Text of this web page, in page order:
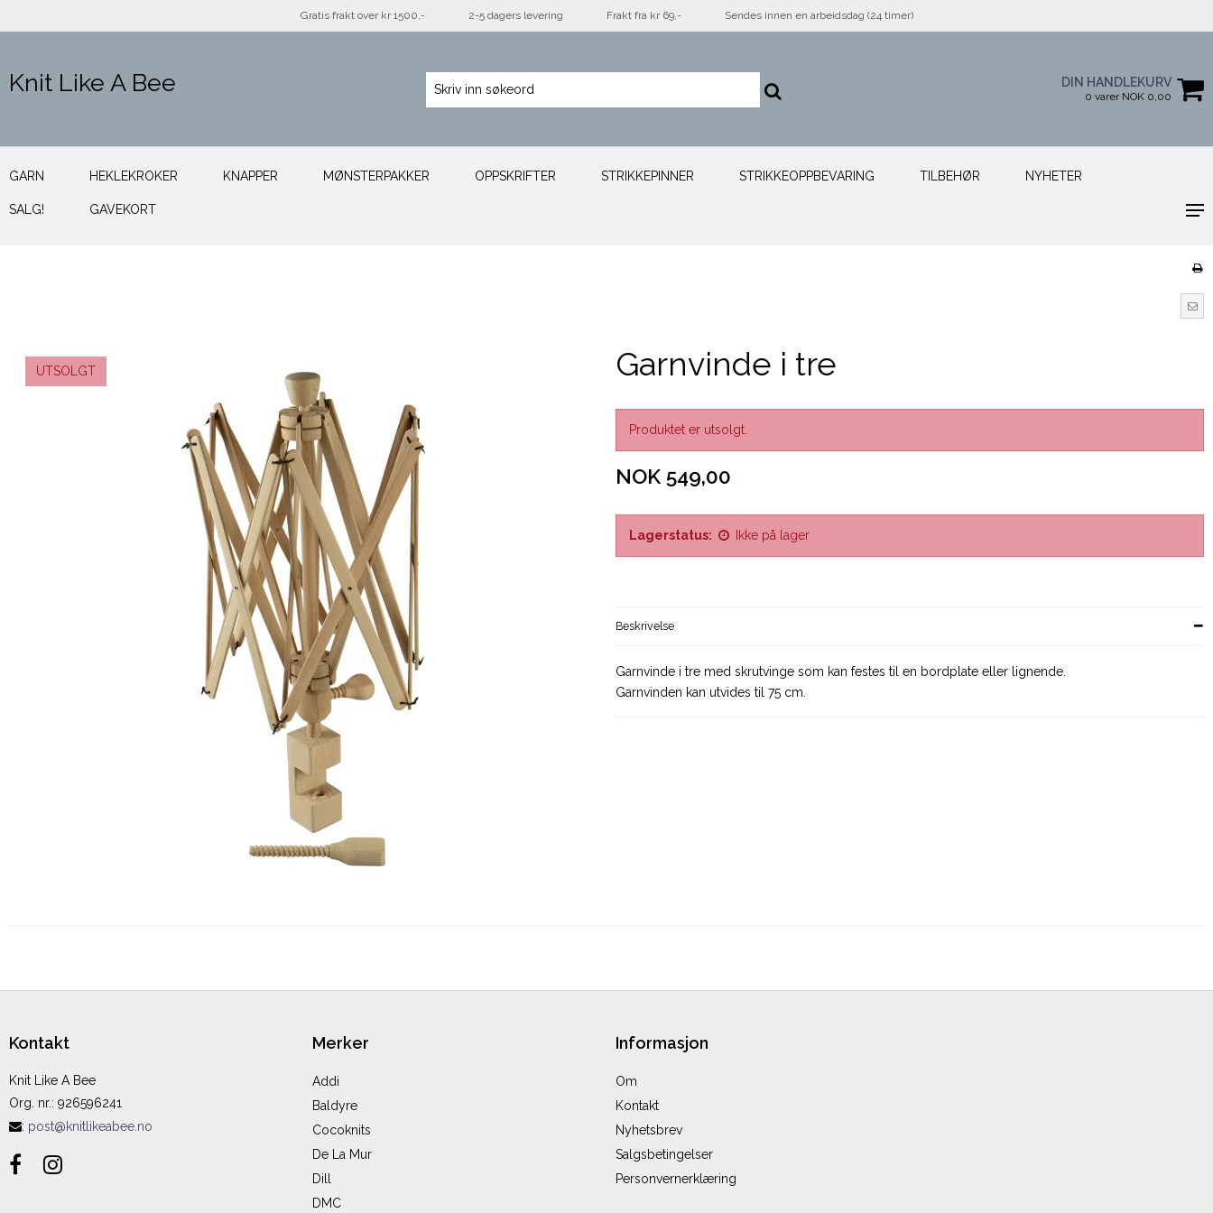
Gratis frakt over kr 1500,- 2-5 dagers levering Frakt fra kr 69,- Sendes innen en arbeidsdag (24 timer)
Knit Like A Bee DIN HANDLEKURV
0 varer NOK 0,00
GARN HEKLEKROKER KNAPPER MØNSTERPAKKER OPPSKRIFTER STRIKKEPINNER STRIKKEOPPBEVARING TILBEHØR NYHETER
SALG! GAVEKORT
UTSOLGT Garnvinde i tre
Produktet er utsolgt.
NOK 549,00
Lagerstatus: Ikke på lager
Beskrivelse
Garnvinde i tre med skrutvinge som kan festes til en bordplate eller lignende.
Garnvinden kan utvides til 75 cm.
Kontakt
Knit Like A Bee
Org. nr.: 926596241
: post@knitlikeabee.no
Merker
Addi
Baldyre
Cocoknits
De La Mur
Dill
DMC
Informasjon
Om
Kontakt
Nyhetsbrev
Salgsbetingelser
Personvernerklæring